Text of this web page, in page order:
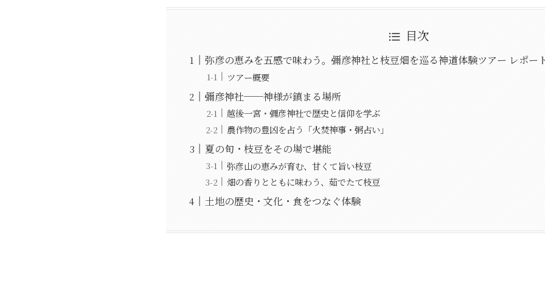
目次
弥彦の恵みを五感で味わう。彌彦神社と枝豆畑を巡る神道体験ツアー レポー
ツアー概要
彌彦神社──神様が鎮まる場所
越後一宮・彌彦神社で歴史と信仰を学ぶ
農作物の豊凶を占う「火焚神事・粥占い」
夏の旬・枝豆をその場で堪能
弥彦山の恵みが育む、甘くて旨い枝豆
畑の香りとともに味わう、茹でたて枝豆
土地の歴史・文化・食をつなぐ体験